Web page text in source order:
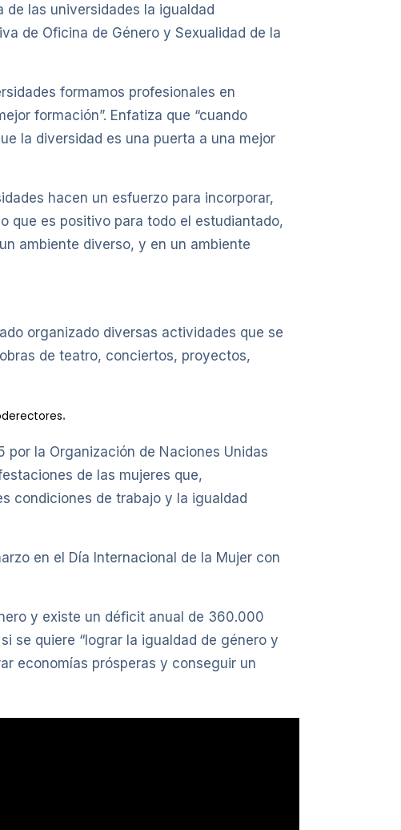
las universidades la igualdad
de Oficina de Género y Sexualidad de la
formamos profesionales en
formación”. Enfatiza que “cuando
la diversidad es una puerta a una mejor
hacen un esfuerzo para incorporar,
que es positivo para todo el estudiantado,
ambiente diverso, y en un ambiente
organizado diversas actividades que se
de teatro, conciertos, proyectos,
.
la Organización de Naciones Unidas
de las mujeres que,
condiciones de trabajo y la igualdad
en el Día Internacional de la Mujer con
y existe un déficit anual de 360.000
se quiere “lograr la igualdad de género y
economías prósperas y conseguir un